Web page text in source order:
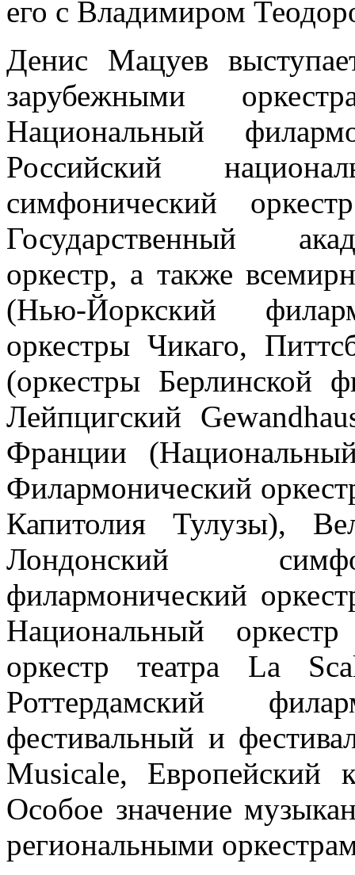
его с Владимиром
Денис Мацуев
зарубежными
Национальный
Российский
симфонический
Государственный
оркестр, а также
(Нью-Йоркский
оркестры Чикаго,
(оркестры Берлинской
Лейпцигский
Франции
Филармонический
Капитолия Тулузы),
Лондонский
филармонический
Национальный
оркестр театра La
Роттердамский
фестивальный и
Musicale, Европейский
Особое значение
региональными